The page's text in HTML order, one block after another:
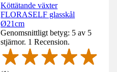
Köttätande växter
FLORASELF glasskål
Ø21cm
Genomsnittligt betyg: 5 av 5
stjärnor. 1 Recension.